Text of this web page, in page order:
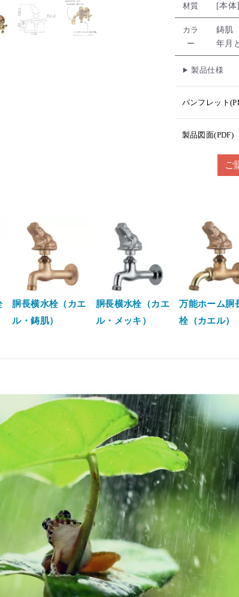
材質 [本
カラ
ー
鋳肌
年月
製品仕様
パンフレット
製品図面(PDF)
ご
胴長横水栓（カエ
ル・鋳肌）
胴長横水栓（カエ
ル・メッキ）
万能ホーム胴
栓（カエル）